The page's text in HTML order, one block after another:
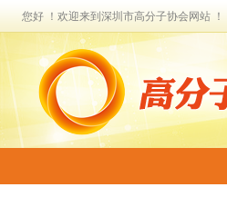
您好 ！欢迎来到深圳市高分子协会网站 ！